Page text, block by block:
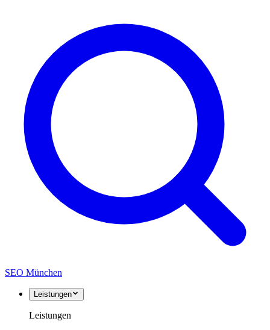
SEO München
Leistungen
Leistungen